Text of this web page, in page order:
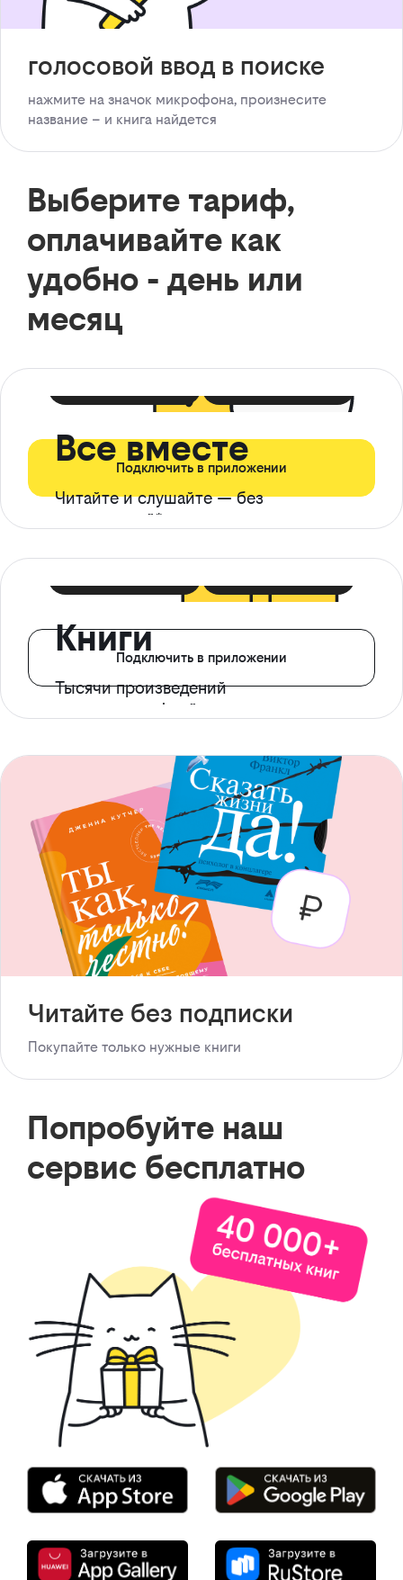
голосовой ввод в поиске
нажмите на значок микрофона, произнесите
название – и книга найдется
Выберите тариф,
оплачивайте как
удобно - день или
месяц
Все вместе
Читайте и слушайте — без
ограничений*
Подключить в приложении
Книги
Тысячи произведений
с доступом офлайн
Подключить в приложении
Читайте без подписки
Покупайте только нужные книги
Попробуйте наш
сервис бесплатно